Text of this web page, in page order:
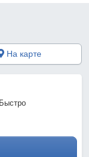
На карте